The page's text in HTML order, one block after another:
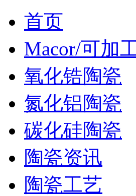
首页
Macor/可加
氧化锆陶瓷
氮化铝陶瓷
碳化硅陶瓷
陶瓷资讯
陶瓷工艺